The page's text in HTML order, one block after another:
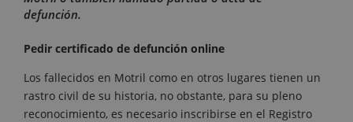
defunción.
Pedir certificado de defunción online
Los fallecidos en Motril como en otros lugares tienen un
rastro civil de su historia, no obstante, para su pleno
reconocimiento, es necesario inscribirse en el Registro